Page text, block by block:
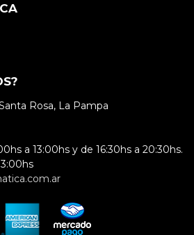
Rosa, La Pampa
a 13:00hs y de 16:30hs a 20:30hs.